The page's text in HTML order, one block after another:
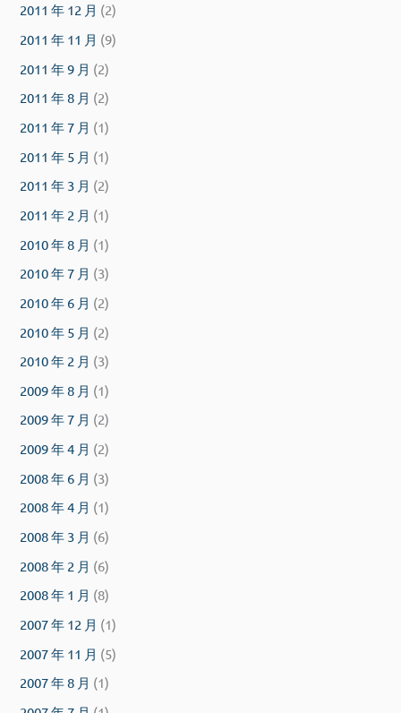
2011 年 12 月 (2)
2011 年 11 月 (9)
2011 年 9 月 (2)
2011 年 8 月 (2)
2011 年 7 月 (1)
2011 年 5 月 (1)
2011 年 3 月 (2)
2011 年 2 月 (1)
2010 年 8 月 (1)
2010 年 7 月 (3)
2010 年 6 月 (2)
2010 年 5 月 (2)
2010 年 2 月 (3)
2009 年 8 月 (1)
2009 年 7 月 (2)
2009 年 4 月 (2)
2008 年 6 月 (3)
2008 年 4 月 (1)
2008 年 3 月 (6)
2008 年 2 月 (6)
2008 年 1 月 (8)
2007 年 12 月 (1)
2007 年 11 月 (5)
2007 年 8 月 (1)